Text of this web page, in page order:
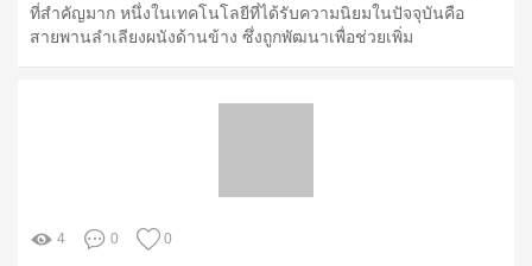
ที่สำคัญมาก หนึ่งในเทคโนโลยีที่ได้รับความนิยมในปัจจุบันคือ
สายพานลำเลียงผนังด้านข้าง ซึ่งถูกพัฒนาเพื่อช่วยเพิ่ม
กำหนดเฉพาะที่ทำให้การจัดการมีความซับซ้อน
4 0 0